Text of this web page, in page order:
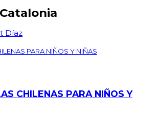
Díaz
PARA NIÑOS Y NIÑAS
CHILENAS PARA NIÑOS Y